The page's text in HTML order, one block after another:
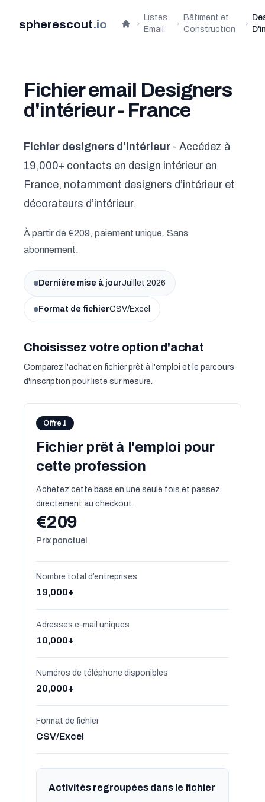
spherescout.io Accueil
Listes
Email
Bâtiment et
Construction
Fichier email Designers
d'intérieur - France
Fichier designers d’intérieur - Accédez à
19,000+ contacts en design intérieur en
France, notamment designers d’intérieur et
décorateurs d’intérieur.
À partir de €209, paiement unique. Sans
abonnement.
Dernière mise à jourJuillet 2026
Format de fichierCSV/Excel
Choisissez votre option d'achat
Comparez l'achat en fichier prêt à l'emploi et le parcours
d'inscription pour liste sur mesure.
Offre 1
Fichier prêt à l'emploi pour
cette profession
Achetez cette base en une seule fois et passez
directement au checkout.
€209
Prix ponctuel
Nombre total d’entreprises
19,000+
Adresses e-mail uniques
10,000+
Numéros de téléphone disponibles
20,000+
Format de fichier
CSV/Excel
Activités regroupées dans le fichier